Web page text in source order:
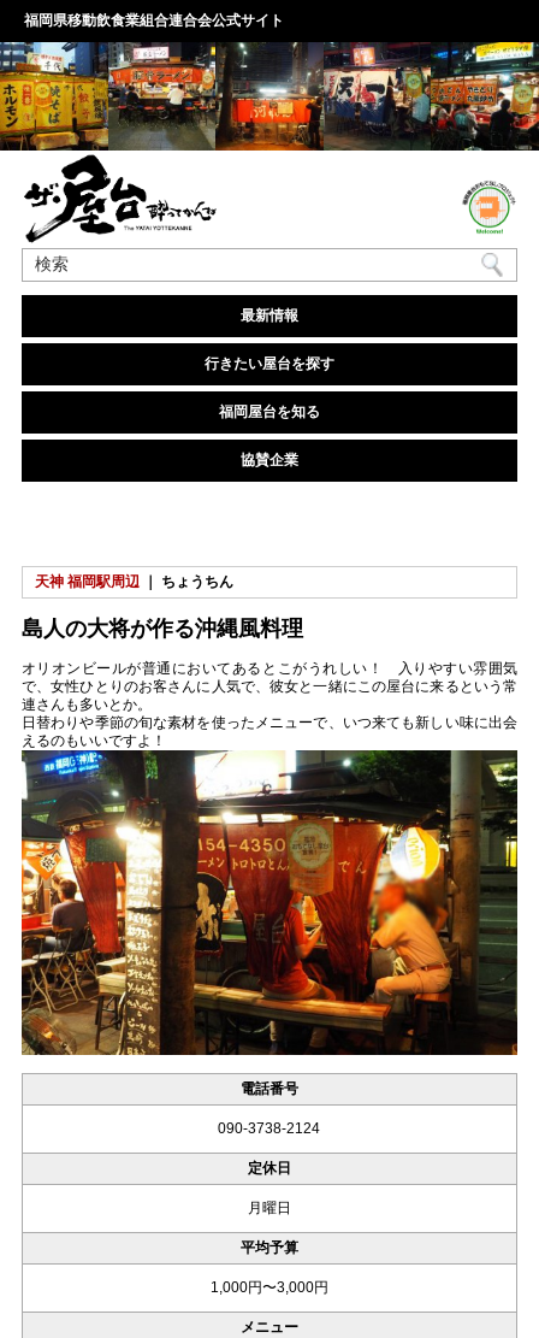
福岡県移動飲食業組合連合会公式サイト
最新情報
行きたい屋台を探す
福岡屋台を知る
協賛企業
天神 福岡駅周辺 ｜ ちょうちん
島人の大将が作る沖縄風料理
オリオンビールが普通においてあるとこがうれしい！ 入りやすい雰囲気
で、女性ひとりのお客さんに人気で、彼女と一緒にこの屋台に来るという常
連さんも多いとか。
日替わりや季節の旬な素材を使ったメニューで、いつ来ても新しい味に出会
えるのもいいですよ！
電話番号
090-3738-2124
定休日
月曜日
平均予算
1,000円〜3,000円
メニュー